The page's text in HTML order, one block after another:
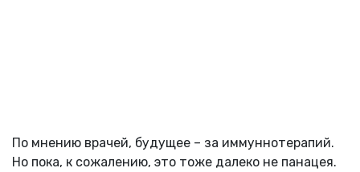
По мнению врачей, будущее – за иммуннотерапий.
Но пока, к сожалению, это тоже далеко не панацея.